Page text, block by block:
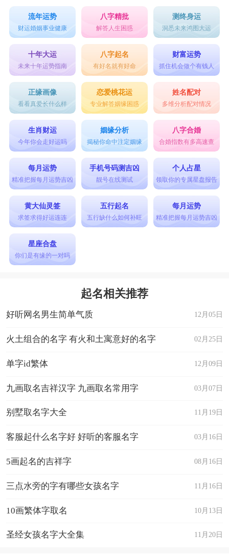
流年运势
财运婚姻事业健康
八字精批
解答人生困惑
测终身运
洞悉未来鸿图大运
十年大运
未来十年运势指南
八字起名
有好名就有好命
财富运势
抓住机会做个有钱人
正缘画像
看看真爱长什么样
恋爱桃花运
专业解答姻缘困惑
姓名配对
多维分析配对情况
生肖财运
今年你会走好运吗
姻缘分析
揭秘你命中注定姻缘
八字合婚
合婚指数有多高速查
每月运势
精准把握每月运势吉凶
手机号码测吉凶
靓号在线测试
个人占星
领取你的专属星盘报告
黄大仙灵签
求签求得好运连连
五行起名
五行缺什么如何补旺
每月运势
精准把握每月运势吉凶
星座合盘
你们是有缘的一对吗
起名相关推荐
12月05日
好听网名男生简单气质
02月25日
火土组合的名字 有火和土寓意好的名字
12月09日
单字id繁体
03月07日
九画取名吉祥汉字 九画取名常用字
11月19日
别墅取名字大全
03月16日
客服起什么名字好 好听的客服名字
08月16日
5画起名的吉祥字
11月16日
三点水旁的字有哪些女孩名字
10月13日
10画繁体字取名
11月20日
圣经女孩名字大全集